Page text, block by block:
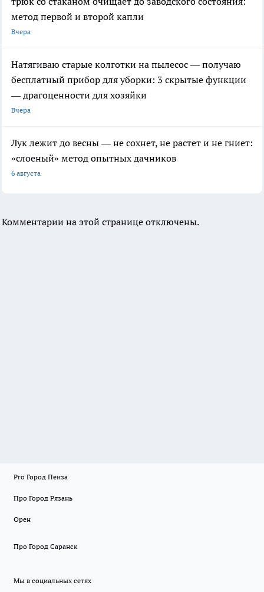
метод первой и второй капли
Вчера
Натягиваю старые колготки на пылесос — получаю
бесплатный прибор для уборки: 3 скрытые функции
— драгоценности для хозяйки
Вчера
Лук лежит до весны — не сохнет, не растет и не гниет:
«слоеный» метод опытных дачников
6 августа
Комментарии на этой странице отключены.
Pro Город Пенза
Про Город Рязань
Орен
Про Город Саранск
Мы в социальных сетях